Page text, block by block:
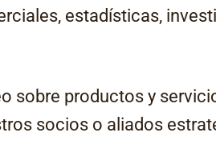
estadísticas,
sobre productos y
socios o aliados